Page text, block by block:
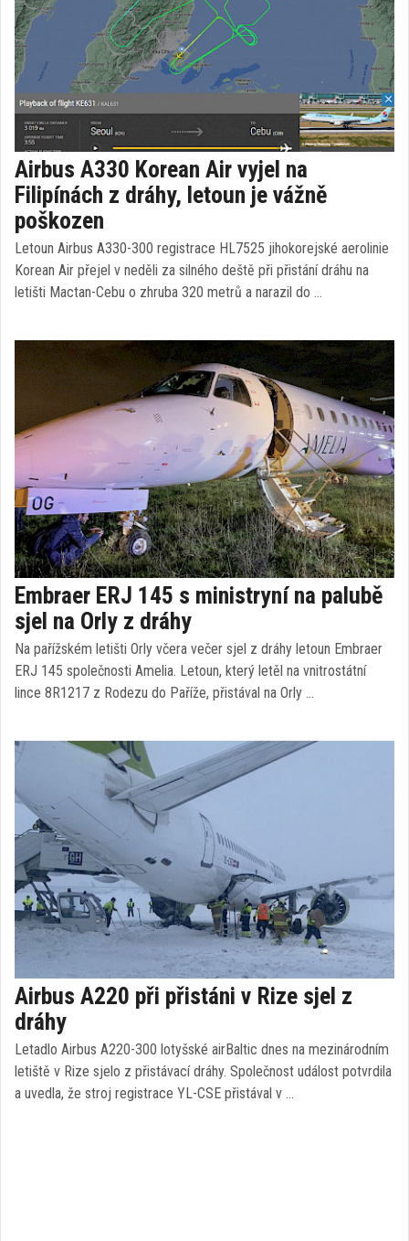
Airbus A330 Korean Air vyjel na
Filipínách z dráhy, letoun je vážně
poškozen
Letoun Airbus A330-300 registrace HL7525 jihokorejské aerolinie
Korean Air přejel v neděli za silného deště při přistání dráhu na
letišti Mactan-Cebu o zhruba 320 metrů a narazil do …
Embraer ERJ 145 s ministryní na palubě
sjel na Orly z dráhy
Na pařížském letišti Orly včera večer sjel z dráhy letoun Embraer
ERJ 145 společnosti Amelia. Letoun, který letěl na vnitrostátní
lince 8R1217 z Rodezu do Paříže, přistával na Orly …
Airbus A220 při přistáni v Rize sjel z
dráhy
Letadlo Airbus A220-300 lotyšské airBaltic dnes na mezinárodním
letiště v Rize sjelo z přistávací dráhy. Společnost událost potvrdila
a uvedla, že stroj registrace YL-CSE přistával v …